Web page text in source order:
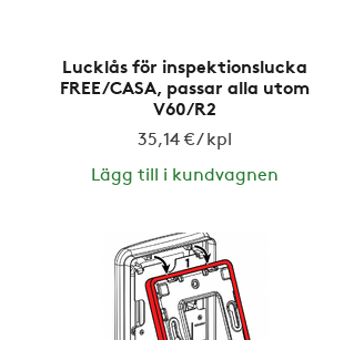
Lucklås för inspektionslucka
FREE/CASA, passar alla utom
V60/R2
35,14 € / kpl
Lägg till i kundvagnen